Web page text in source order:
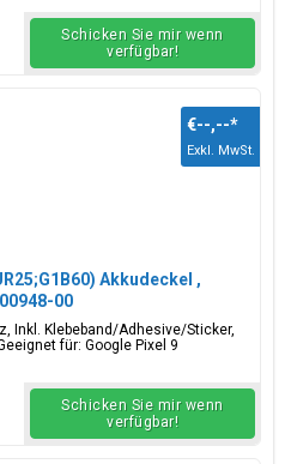
Schicken Sie mir wenn
verfügbar!
Akkudeckel ,
00
Inkl. Klebeband/Adhesive/Sticker,
für: Google Pixel 9
€--,--*
Exkl. MwSt.
Schicken Sie mir wenn
verfügbar!